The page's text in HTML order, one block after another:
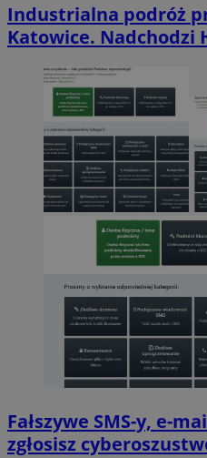
Industrialna podróż
Katowice. Nadchodzi
Fałszywe SMS-y, e-
zgłosisz